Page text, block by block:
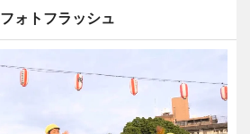
フォトフラッシュ